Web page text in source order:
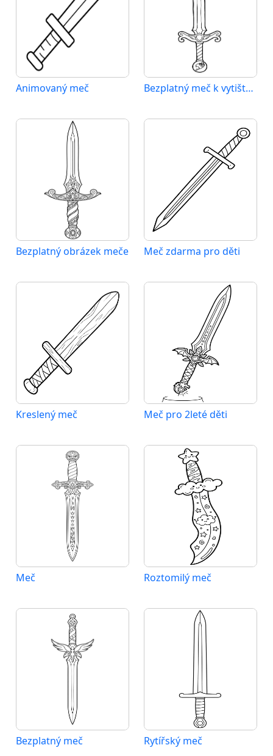
Animovaný meč Bezplatný meč k vytištění
Bezplatný obrázek meče Meč zdarma pro děti
Kreslený meč Meč pro 2leté děti
Meč Roztomilý meč
Bezplatný meč Rytířský meč